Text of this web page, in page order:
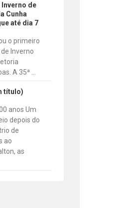
Inverno de
Cunha
até dia 7
o primeiro
Inverno
A 35ª ...
título)
anos Um
depois do
de
ao
as